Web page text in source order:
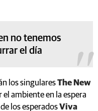
no tenemos
el día
los singularesThe New
el ambiente en la espera
los esperadosViva